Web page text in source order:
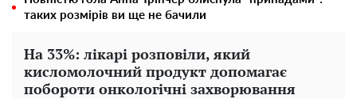
таких розмірів ви ще не бачили
На 33%: лікарі розповіли, який
кисломолочний продукт допомагає
побороти онкологічні захворювання